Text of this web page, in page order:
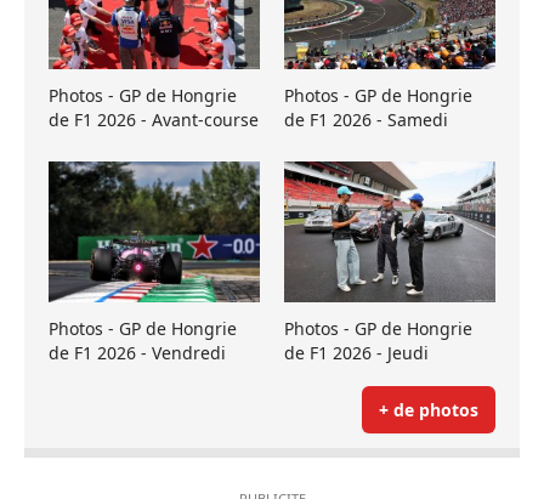
Photos - GP de Hongrie
de F1 2026 - Avant-course
Photos - GP de Hongrie
de F1 2026 - Samedi
Photos - GP de Hongrie
de F1 2026 - Vendredi
Photos - GP de Hongrie
de F1 2026 - Jeudi
+ de photos